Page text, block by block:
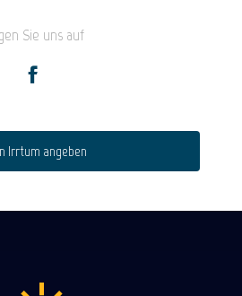
Sie uns auf
Irrtum angeben